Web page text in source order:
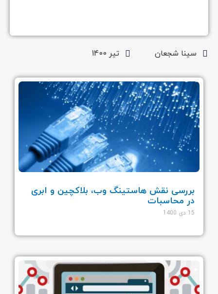
سینا شجعان تیر 1400
بررسی نقش هاستینگ وب، بلاکچین و ابری
در محاسبات
15 دی 1400